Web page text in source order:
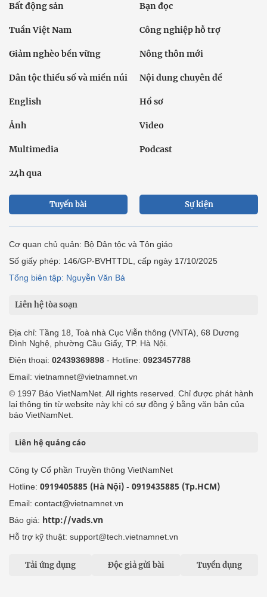
Bất động sản Bạn đọc
Tuần Việt Nam Công nghiệp hỗ trợ
Giảm nghèo bền vững Nông thôn mới
Dân tộc thiểu số và miền núi Nội dung chuyên đề
English Hồ sơ
Ảnh Video
Multimedia Podcast
24h qua
Tuyến bài Sự kiện
Cơ quan chủ quản: Bộ Dân tộc và Tôn giáo
Số giấy phép: 146/GP-BVHTTDL, cấp ngày 17/10/2025
Tổng biên tập: Nguyễn Văn Bá
Liên hệ tòa soạn
Địa chỉ: Tầng 18, Toà nhà Cục Viễn thông (VNTA), 68 Dương
Đình Nghệ, phường Cầu Giấy, TP. Hà Nội.
Điện thoại: 02439369898 - Hotline: 0923457788
Email: vietnamnet@vietnamnet.vn
© 1997 Báo VietNamNet. All rights reserved. Chỉ được phát hành
lại thông tin từ website này khi có sự đồng ý bằng văn bản của
báo VietNamNet.
Liên hệ quảng cáo
Công ty Cổ phần Truyền thông VietNamNet
Hotline: 0919405885 (Hà Nội) - 0919435885 (Tp.HCM)
Email: contact@vietnamnet.vn
Báo giá: http://vads.vn
Hỗ trợ kỹ thuật: support@tech.vietnamnet.vn
Tải ứng dụng Độc giả gửi bài Tuyển dụng